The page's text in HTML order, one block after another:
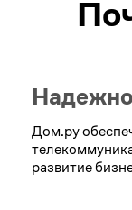
Дом.ру
развитие